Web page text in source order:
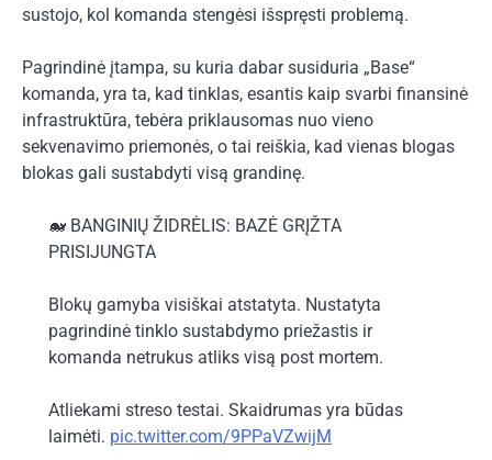
sustojo, kol komanda stengėsi išspręsti problemą.
Pagrindinė įtampa, su kuria dabar susiduria „Base“
komanda, yra ta, kad tinklas, esantis kaip svarbi finansinė
infrastruktūra, tebėra priklausomas nuo vieno
sekvenavimo priemonės, o tai reiškia, kad vienas blogas
blokas gali sustabdyti visą grandinę.
🐋 BANGINIŲ ŽIDRĖLIS: BAZĖ GRĮŽTA
PRISIJUNGTA
Blokų gamyba visiškai atstatyta. Nustatyta
pagrindinė tinklo sustabdymo priežastis ir
komanda netrukus atliks visą post mortem.
Atliekami streso testai. Skaidrumas yra būdas
laimėti. pic.twitter.com/9PPaVZwijM